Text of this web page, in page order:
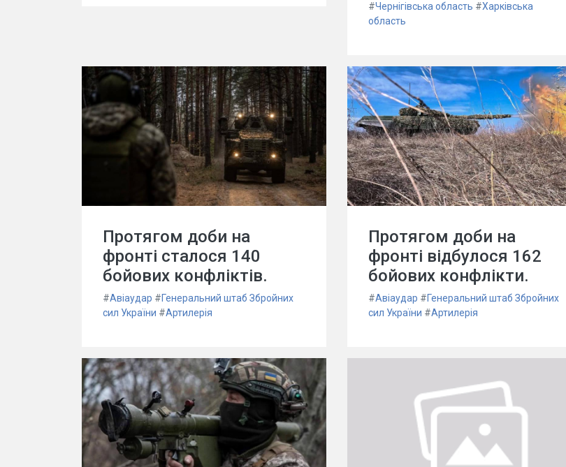
#Чернігівська область #Харківська
область
Протягом доби на
фронті сталося 140
бойових конфліктів.
#Авіаудар #Генеральний штаб Збройних
сил України #Артилерія
Протягом доби на
фронті відбулося 162
бойових конфлікти.
#Авіаудар #Генеральний штаб Збройних
сил України #Артилерія